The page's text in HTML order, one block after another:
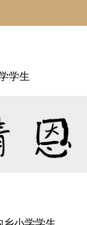
学生